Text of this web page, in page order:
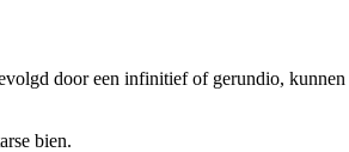
door een infinitief of gerundio,
bien.